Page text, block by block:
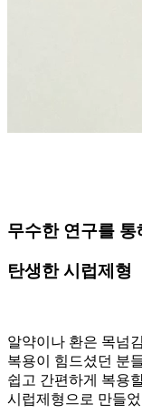
무수한 연구를 통
탄생한 시럽제형
알약이나 환은 목넘
복용이 힘드셨던 분
쉽고 간편하게 복용
시럽제형으로 만들